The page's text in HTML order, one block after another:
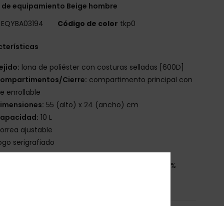
de equipamiento Beige hombre
EQYBA03194 Código de color tkp0
lona de poliéster con costuras selladas [600D]
Cierre: compartimento principal con
enrollable
55 (alto) x 24 (ancho) cm
10 L
ajustable
serigrafiado
[Tejido principal]89% Polyvinylchloride, 11%